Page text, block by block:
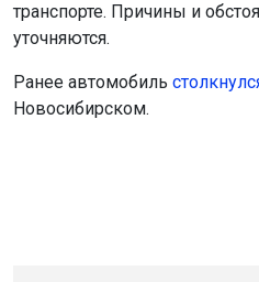
транспорте. Причины и
уточняются.
Ранее автомобиль
Новосибирском.